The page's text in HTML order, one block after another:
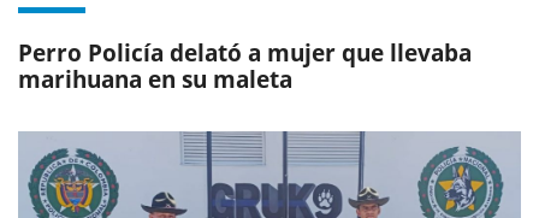
Perro Policía delató a mujer que llevaba
marihuana en su maleta